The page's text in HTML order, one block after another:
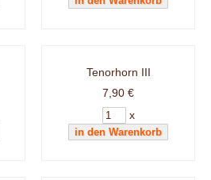
Tenorhorn III
7,90 €
x